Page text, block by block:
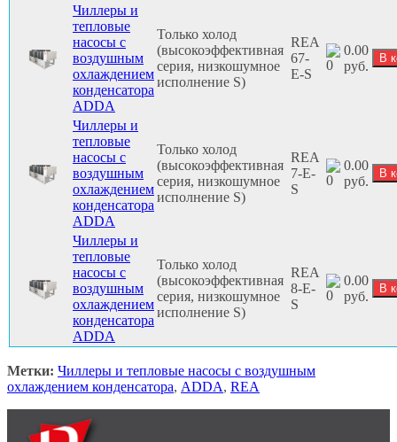
Чиллеры и
тепловые
насосы с
воздушным
охлаждением
конденсатора
ADDA
Только холод
(высокоэффективная
серия, низкошумное
исполнение S)
REA
67-
E-S
0.00
руб.
Чиллеры и
тепловые
насосы с
воздушным
охлаждением
конденсатора
ADDA
Только холод
(высокоэффективная
серия, низкошумное
исполнение S)
REA
7-E-
S
0.00
руб.
Чиллеры и
тепловые
насосы с
воздушным
охлаждением
конденсатора
ADDA
Только холод
(высокоэффективная
серия, низкошумное
исполнение S)
REA
8-E-
S
0.00
руб.
Метки: Чиллеры и тепловые насосы с воздушным
охлаждением конденсатора, ADDA, REA